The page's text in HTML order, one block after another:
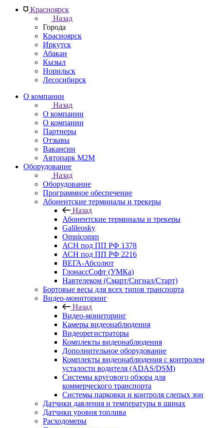
Красноярск
Назад
Города
Красноярск
Иркутск
Абакан
Кызыл
Норильск
Лесосибирск
О компании
Назад
О компании
О компании
Партнеры
Отзывы
Вакансии
Автопарк М2М
Оборудование
Назад
Оборудование
Программное обеспечение
Абонентские терминалы и трекеры
Назад
Абонентские терминалы и трекеры
Galileosky
Omnicomm
АСН под ПП РФ 1378
АСН под ПП РФ 2216
ВЕГА-Абсолют
ГлонассСофт (УМКа)
Навтелеком (Смарт/Сигнал/Старт)
Бортовые весы для всех типов транспорта
Видео-мониторинг
Назад
Видео-мониторинг
Камеры видеонаблюдения
Видеорегистраторы
Комплекты видеонаблюдения
Дополнительное оборудование
Комплекты видеонаблюдения с контролем
усталости водителя (ADAS/DSM)
Системы кругового обзора для
коммерческого транспорта
Системы парковки и контроля слепых зон
Датчики давления и температуры в шинах
Датчики уровня топлива
Расходомеры